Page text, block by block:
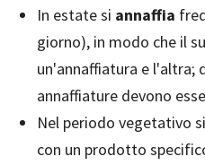
In estate si annaffia
giorno), in modo che il
un'annaffiatura e l'altra;
annaffiature devono
Nel periodo vegetativo si
con un prodotto